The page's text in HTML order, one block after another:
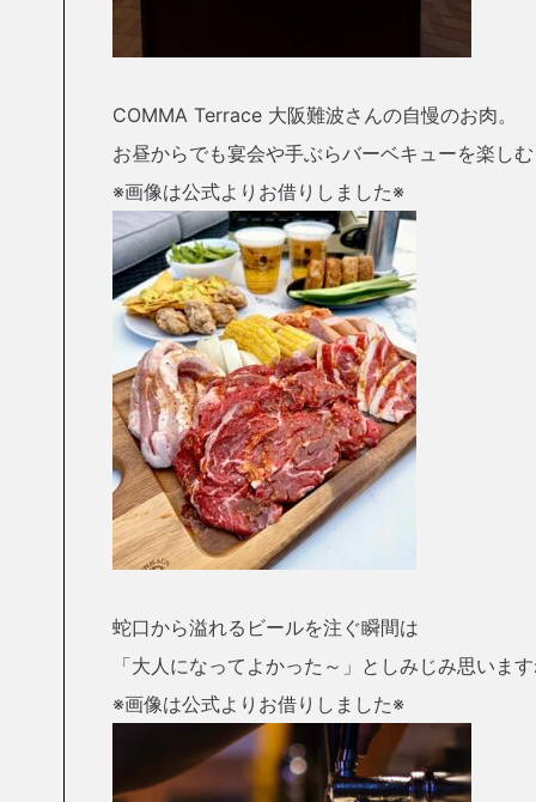
COMMA Terrace 大阪難波さんの自慢のお肉。
お昼からでも宴会や手ぶらバーベキューを楽し
※画像は公式よりお借りしました※
蛇口から溢れるビールを注ぐ瞬間は
「大人になってよかった～」としみじみ思いま
※画像は公式よりお借りしました※